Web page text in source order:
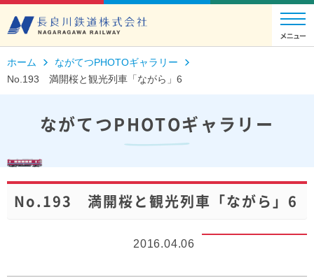
ホーム
ながてつPHOTOギャラリー
No.193 満開桜と観光列車「ながら」6
ながてつPHOTOギャラリー
No.193 満開桜と観光列車「ながら」6
2016.04.06